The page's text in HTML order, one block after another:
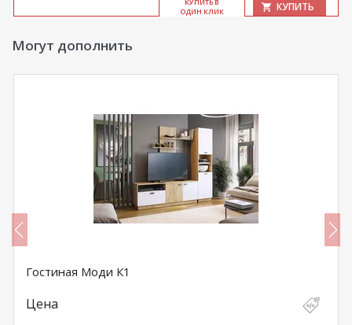
ОДИН КЛИК
КУПИТЬ
Могут дополнить
Гостиная Моди К1
Цена